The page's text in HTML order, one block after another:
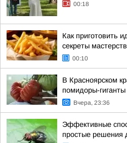
00:18
Как приготовить
секреты
00:10
В Красноярском
помидоры-гиганты
Вчера, 23:36
Эффективные
простые решения